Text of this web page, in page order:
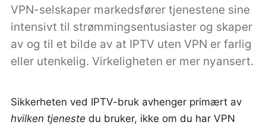
VPN-selskaper markedsfører tjenestene sine
intensivt til strømmingsentusiaster og skaper
av og til et bilde av at IPTV uten VPN er farlig
eller utenkelig. Virkeligheten er mer nyansert.
Sikkerheten ved IPTV-bruk avhenger primært av
hvilken tjeneste du bruker, ikke om du har VPN